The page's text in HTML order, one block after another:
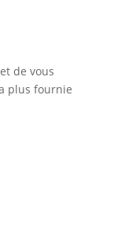
de vous
plus fournie